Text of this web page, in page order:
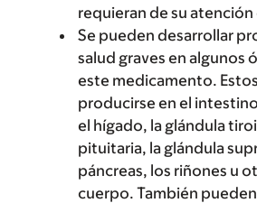
requieran de su
Se pueden desarrollar
salud graves en algunos
este medicamento.
producirse en el
el hígado, la glándula
pituitaria, la glándula
páncreas, los riñones u
cuerpo. También